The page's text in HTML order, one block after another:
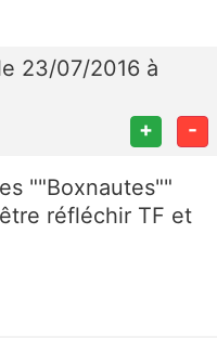
23/07/2016 à
+ -
""Boxnautes""
réfléchir TF et